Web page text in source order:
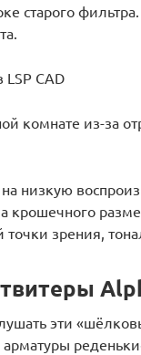
старого
LSP CAD
комнате из-за
низкую
крошечного
точки зрения,
эти
арматуры